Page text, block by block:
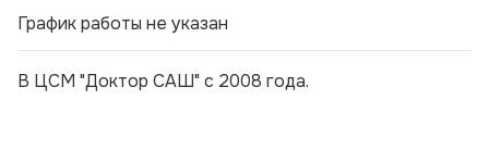
График работы не указан
В ЦСМ "Доктор САШ" с 2008 года.